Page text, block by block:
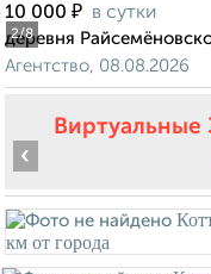
2/8
10 000 ₽ в сутки
деревня
Агентство, 08.08.2026
‹